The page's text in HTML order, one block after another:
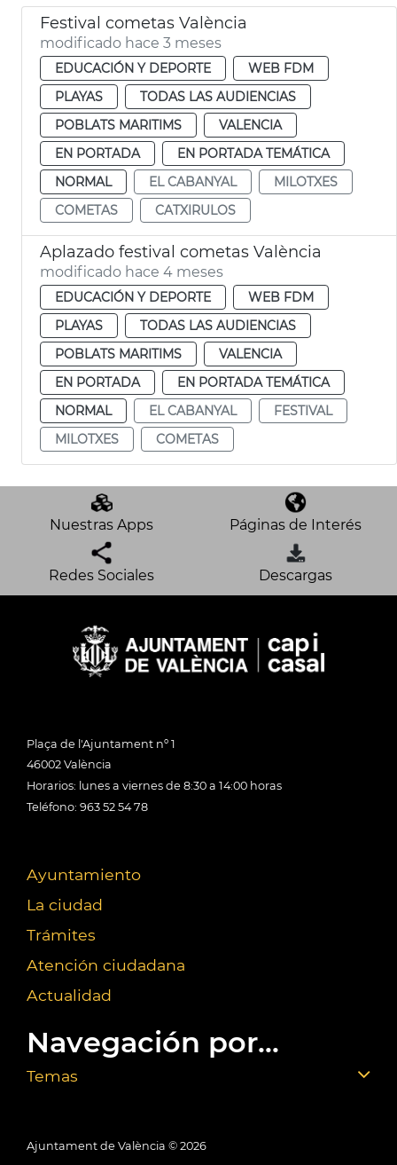
Festival cometas València
modificado hace 3 meses
EDUCACIÓN Y DEPORTE
WEB FDM
PLAYAS
TODAS LAS AUDIENCIAS
POBLATS MARITIMS
VALENCIA
EN PORTADA
EN PORTADA TEMÁTICA
NORMAL
EL CABANYAL
MILOTXES
COMETAS
CATXIRULOS
Aplazado festival cometas València
modificado hace 4 meses
EDUCACIÓN Y DEPORTE
WEB FDM
PLAYAS
TODAS LAS AUDIENCIAS
POBLATS MARITIMS
VALENCIA
EN PORTADA
EN PORTADA TEMÁTICA
NORMAL
EL CABANYAL
FESTIVAL
MILOTXES
COMETAS
Nuestras Apps Páginas de Interés
Redes Sociales Descargas
Plaça de l'Ajuntament nº 1
46002 València
Horarios: lunes a viernes de 8:30 a 14:00 horas
Teléfono: 963 52 54 78
Ayuntamiento
La ciudad
Trámites
Atención ciudadana
Actualidad
Navegación por...
Temas
Ajuntament de València © 2026